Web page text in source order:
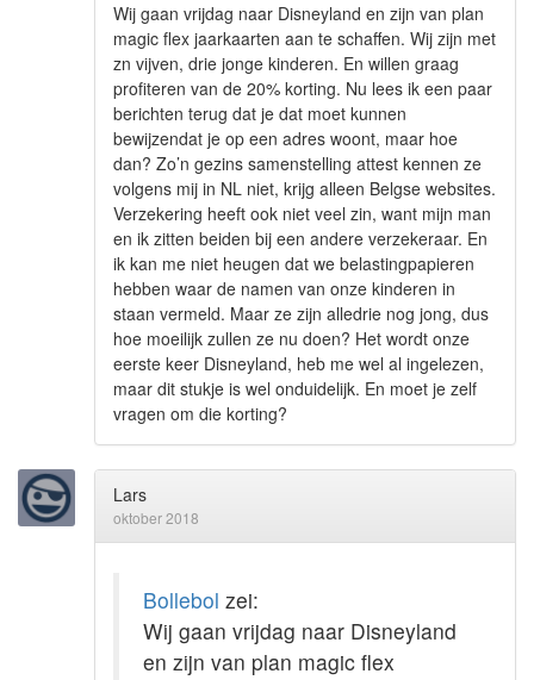
Wij gaan vrijdag naar Disneyland en zijn van plan
magic flex jaarkaarten aan te schaffen. Wij zijn met
zn vijven, drie jonge kinderen. En willen graag
profiteren van de 20% korting. Nu lees ik een paar
berichten terug dat je dat moet kunnen
bewijzendat je op een adres woont, maar hoe
dan? Zo’n gezins samenstelling attest kennen ze
volgens mij in NL niet, krijg alleen Belgse websites.
Verzekering heeft ook niet veel zin, want mijn man
en ik zitten beiden bij een andere verzekeraar. En
ik kan me niet heugen dat we belastingpapieren
hebben waar de namen van onze kinderen in
staan vermeld. Maar ze zijn alledrie nog jong, dus
hoe moeilijk zullen ze nu doen? Het wordt onze
eerste keer Disneyland, heb me wel al ingelezen,
maar dit stukje is wel onduidelijk. En moet je zelf
vragen om die korting?
Lars
oktober 2018
Bollebol zei:
Wij gaan vrijdag naar Disneyland
en zijn van plan magic flex